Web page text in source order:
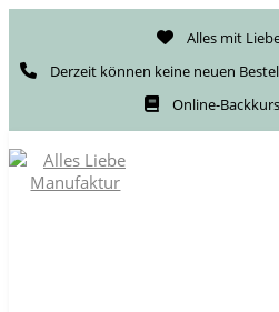
Alles mit
Derzeit können keine neuen
Online-